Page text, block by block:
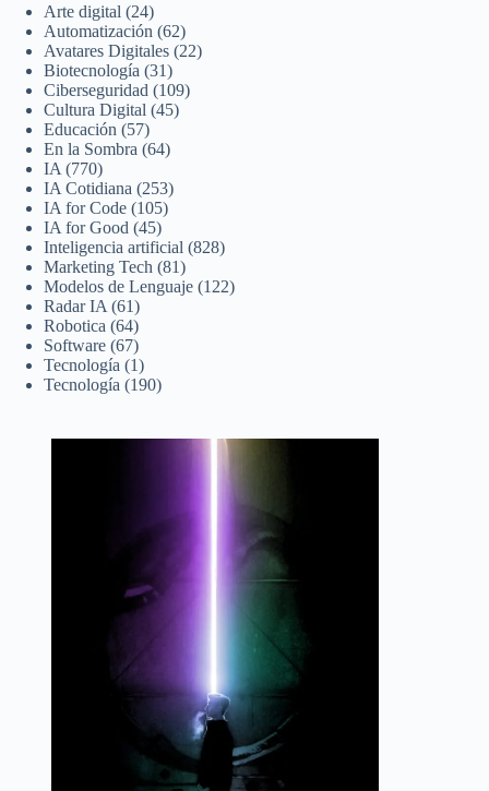
Arte digital (24)
Automatización (62)
Avatares Digitales (22)
Biotecnología (31)
Ciberseguridad (109)
Cultura Digital (45)
Educación (57)
En la Sombra (64)
IA (770)
IA Cotidiana (253)
IA for Code (105)
IA for Good (45)
Inteligencia artificial (828)
Marketing Tech (81)
Modelos de Lenguaje (122)
Radar IA (61)
Robotica (64)
Software (67)
Tecnología (1)
Tecnología (190)